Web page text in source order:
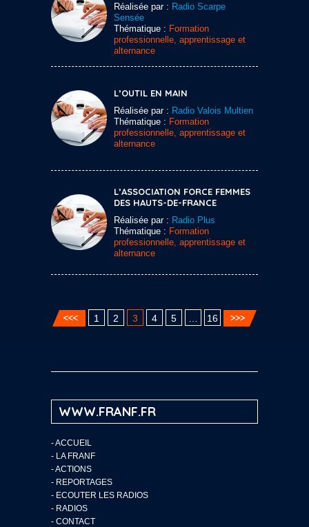
Réalisée par : Radio Scarpe
Sensée
Thématique : Formation
professionnelle, apprentissage et
alternance
L’OUTIL EN MAIN
Réalisée par : Radio Valois Multien
Thématique : Formation
professionnelle, apprentissage et
alternance
L’ASSOCIATION FORCE FEMMES
DES HAUTS-DE-FRANCE
Réalisée par : Radio Plus
Thématique : Formation
professionnelle, apprentissage et
alternance
1 2 3 4 5 16
WWW.FRANF.FR
-ACCUEIL
- LA FRANF
-ACTIONS
- REPORTAGES
- ECOUTER LES RADIOS
- RADIOS
- CONTACT